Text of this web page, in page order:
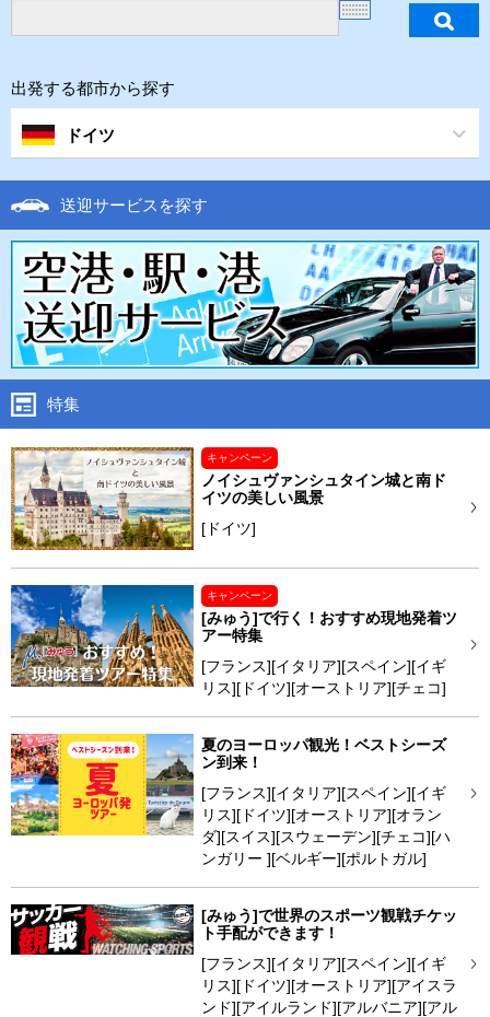
出発する都市から探す
ドイツ
送迎サービスを探す
特集
キャンペーン
ノイシュヴァンシュタイン城と南ド
イツの美しい風景
[ドイツ]
キャンペーン
[みゅう]で行く！おすすめ現地発着ツ
アー特集
[フランス][イタリア][スペイン][イギ
リス][ドイツ][オーストリア][チェコ]
夏のヨーロッパ観光！ベストシーズ
ン到来！
[フランス][イタリア][スペイン][イギ
リス][ドイツ][オーストリア][オラン
ダ][スイス][スウェーデン][チェコ][ハ
ンガリー ][ベルギー][ポルトガル]
[みゅう]で世界のスポーツ観戦チケッ
ト手配ができます！
[フランス][イタリア][スペイン][イギ
リス][ドイツ][オーストリア][アイスラ
ンド][アイルランド][アルバニア][アル